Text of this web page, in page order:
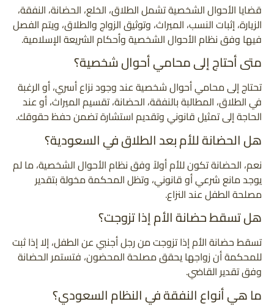
قضايا الأحوال الشخصية تشمل الطلاق، الخلع، الحضانة، النفقة،
الزيارة، إثبات النسب، الميراث، وتوثيق الزواج والطلاق، ويتم الفصل
فيها وفق نظام الأحوال الشخصية وأحكام الشريعة الإسلامية.
متى أحتاج إلى محامي أحوال شخصية؟
تحتاج إلى محامي أحوال شخصية عند وجود نزاع أسري، أو الرغبة
في الطلاق، المطالبة بالنفقة، الحضانة، تقسيم الميراث، أو عند
الحاجة إلى تمثيل قانوني وتقديم استشارة تضمن حفظ حقوقك.
هل الحضانة للأم بعد الطلاق في السعودية؟
نعم، الحضانة تكون للأم أولاً وفق نظام الأحوال الشخصية، ما لم
يوجد مانع شرعي أو قانوني، وتظل المحكمة مخولة بتقدير
مصلحة الطفل عند النزاع.
هل تسقط حضانة الأم إذا تزوجت؟
تسقط حضانة الأم إذا تزوجت من رجل أجنبي عن الطفل، إلا إذا ثبت
للمحكمة أن زواجها يحقق مصلحة المحضون، فتستمر الحضانة
وفق تقدير القاضي.
ما هي أنواع النفقة في النظام السعودي؟